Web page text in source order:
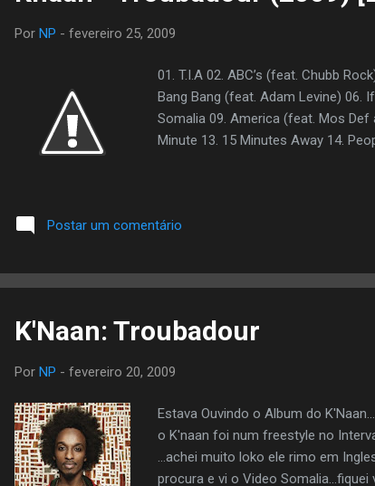
Por NP - fevereiro 25, 2009
01. T.I.A 02. ABC’s (feat. Chubb
Bang Bang (feat. Adam Levine) 06.
Somalia 09. America (feat. Mos Def
Minute 13. 15 Minutes Away 14.
Postar um comentário
K'Naan: Troubadour
Por NP - fevereiro 20, 2009
Estava Ouvindo o Album do
o K'naan foi num freestyle no
...achei muito loko ele rimo em
procura e vi o Video